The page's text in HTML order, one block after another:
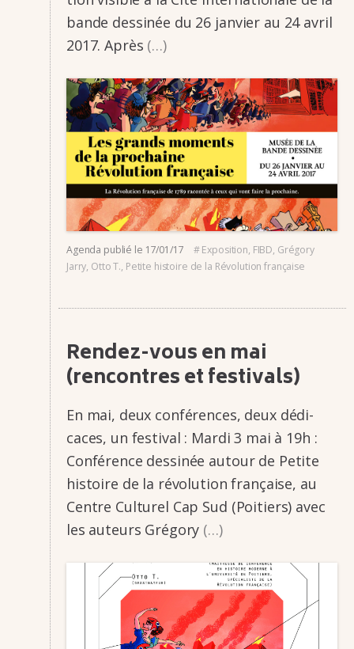
bande dessi­­née du 26 janvier au 24 avril
2017. Après (…)
Agenda publié le 17/01/17 #Exposition, FIBD, Grégory
Jarry, Otto T., Petite histoire de la Révolution française
Rendez-vous en mai
(rencontres et festi­vals)
En mai, deux confé­­rences, deux dédi­­
caces, un festi­­val : Mardi 3 mai à 19h :
Confé­­rence dessi­­née autour de Petite
histoire de la révo­­lu­­tion française, au
Centre Cultu­­rel Cap Sud (Poitiers) avec
les auteurs Grégory (…)